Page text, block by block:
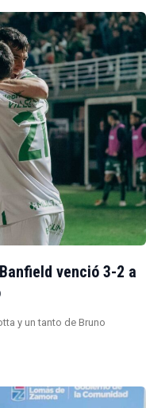
venció 3-2 a
y un tanto de Bruno